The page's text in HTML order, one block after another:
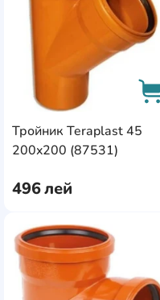
Тройник Teraplast 45
200x200 (87531)
496лей